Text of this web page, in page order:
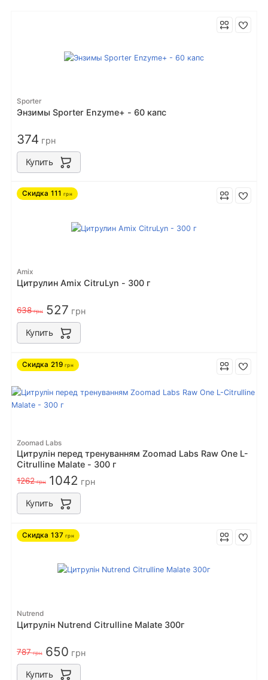
Sporter
Энзимы Sporter Enzyme+ - 60 капс
374 грн
Купить
Скидка 111 грн
Amix
Цитрулин Amix CitruLyn - 300 г
638грн 527 грн
Купить
Скидка 219 грн
Zoomad Labs
Цитрулін перед тренуванням Zoomad Labs Raw One L-
Citrulline Malate - 300 г
1262грн 1042 грн
Купить
Скидка 137 грн
Nutrend
Цитрулін Nutrend Citrulline Malate 300г
787грн 650 грн
Купить